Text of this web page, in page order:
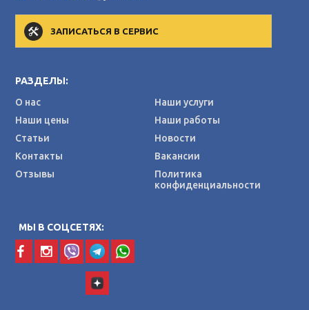
ЗАПИСАТЬСЯ В СЕРВИС
РАЗДЕЛЫ:
О нас
Наши услуги
Наши цены
Наши работы
Статьи
Новости
Контакты
Вакансии
Отзывы
Политика
конфиденциальности
МЫ В СОЦСЕТЯХ: